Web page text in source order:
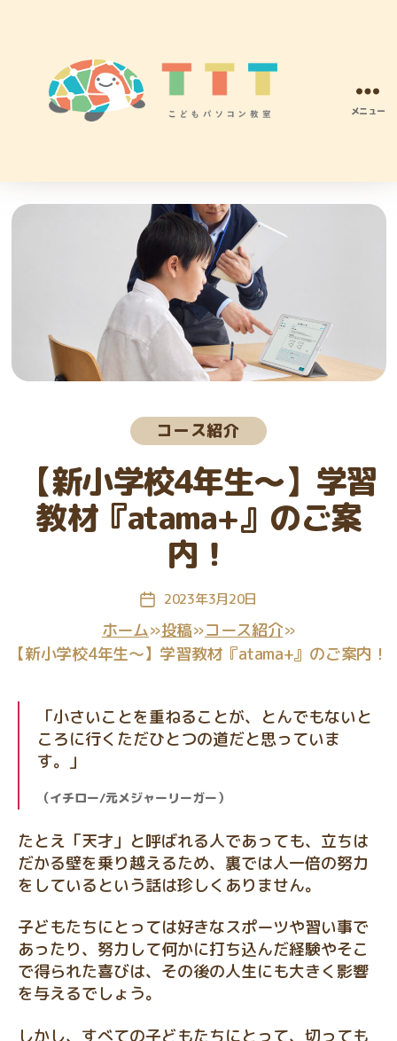
も
グ
ラ
ミ
メニュー
カ
テ
リ
ー
コース紹介
【新小学校4年生〜】学習
教材『atama+』のご案
内！
投
日
2023年3月20日
ホーム»投稿»コース紹介»
【新小学校4年生〜】学習教材『atama+』のご案内！
「小さいことを重ねることが、とんでもないと
ころに行くただひとつの道だと思っていま
す。」
（イチロー/元メジャーリーガー）
たとえ「天才」と呼ばれる人であっても、立ちは
だかる壁を乗り越えるため、裏では人一倍の努力
をしているという話は珍しくありません。
子どもたちにとっては好きなスポーツや習い事で
あったり、努力して何かに打ち込んだ経験やそこ
で得られた喜びは、その後の人生にも大きく影響
を与えるでしょう。
しかし、すべての子どもたちにとって、切っても